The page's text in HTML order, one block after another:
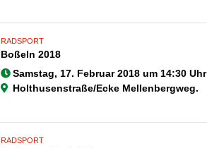
RADSPORT
Boßeln 2018
Samstag, 17. Februar 2018 um 14:30 Uhr
Holthusenstraße/Ecke Mellenbergweg.
RADSPORT